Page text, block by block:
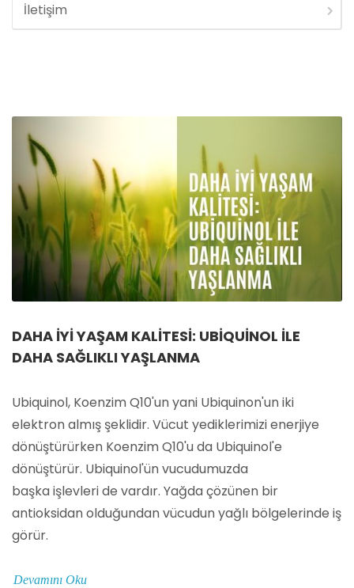
İletişim
DAHA IYI YAŞAM KALITESI: UBIQUINOL ILE
DAHA SAĞLIKLI YAŞLANMA
Ubiquinol, Koenzim Q10'un yani Ubiquinon'un iki
elektron almış şeklidir. Vücut yediklerimizi enerjiye
dönüştürürken Koenzim Q10'u da Ubiquinol'e
dönüştürür. Ubiquinol'ün vucudumuzda
başka işlevleri de vardır. Yağda çözünen bir
antioksidan olduğundan vücudun yağlı bölgelerinde iş
görür.
Devamını Oku